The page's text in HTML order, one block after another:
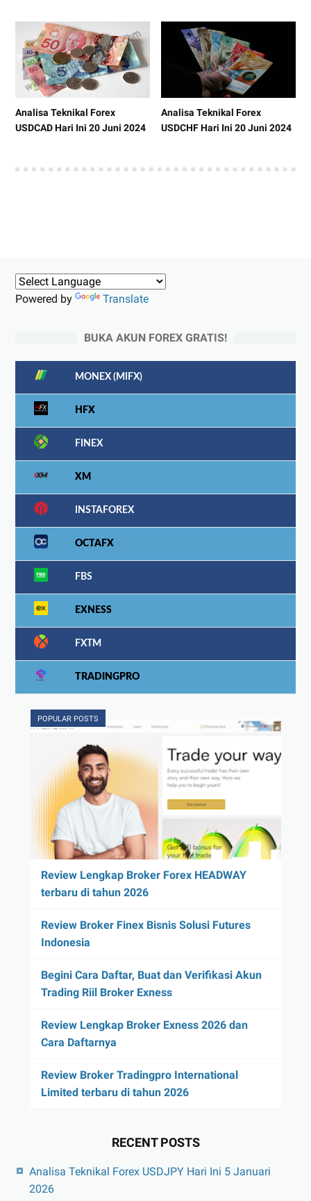
Analisa Teknikal Forex
USDCAD Hari Ini 20 Juni 2024
Analisa Teknikal Forex
USDCHF Hari Ini 20 Juni 2024
Powered by Translate
BUKA AKUN FOREX GRATIS!
MONEX (MIFX)
HFX
FINEX
XM
INSTAFOREX
OCTAFX
FBS
EXNESS
FXTM
TRADINGPRO
POPULAR POSTS
Review Lengkap Broker Forex HEADWAY
terbaru di tahun 2026
Review Broker Finex Bisnis Solusi Futures
Indonesia
Begini Cara Daftar, Buat dan Verifikasi Akun
Trading Riil Broker Exness
Review Lengkap Broker Exness 2026 dan
Cara Daftarnya
Review Broker Tradingpro International
Limited terbaru di tahun 2026
RECENT POSTS
Analisa Teknikal Forex USDJPY Hari Ini 5 Januari
2026